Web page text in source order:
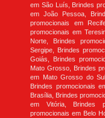
em São Luís, Brindes
em João Pessoa,
promocionais em
promocionais em
Norte, Brindes
Sergipe, Brindes
Goiás, Brindes
Mato Grosso, Brindes
em Mato Grosso do
Brindes promocionais
Brasília, Brindes
em Vitória, Brindes
promocionais em Belo